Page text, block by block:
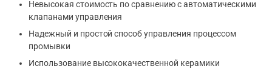
Невысокая стоимость по сравнению с автоматическими
клапанами управления
Надежный и простой способ управления процессом
промывки
Использование высококачественной керамики